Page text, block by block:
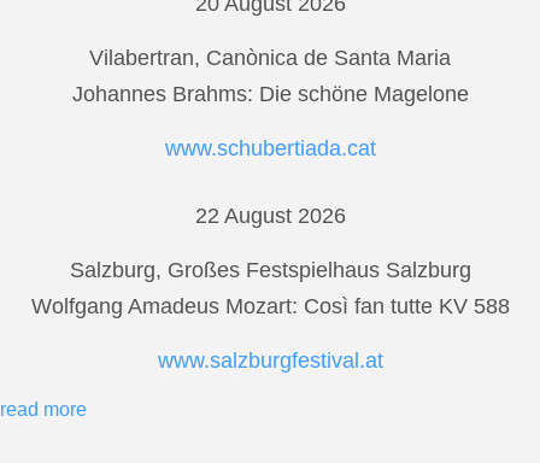
Vilabertran, Canònica de Santa Maria
Johannes Brahms: Die schöne Magelone
www.schubertiada.cat
22 August 2026
Salzburg, Großes Festspielhaus Salzburg
Wolfgang Amadeus Mozart: Così fan tutte KV 588
www.salzburgfestival.at
read more